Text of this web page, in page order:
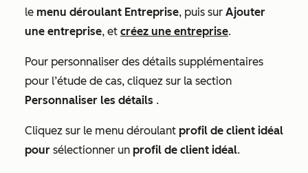
le menu déroulant Entreprise, puis sur Ajouter
une entreprise, et créez une entreprise.
Pour personnaliser des détails supplémentaires
pour l’étude de cas, cliquez sur la section
Personnaliser les détails .
Cliquez sur le menu déroulant profil de client idéal
pour sélectionner un profil de client idéal.